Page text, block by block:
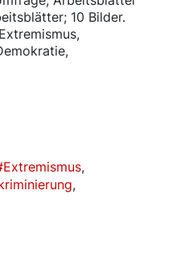
10 Bilder.
Extremismus